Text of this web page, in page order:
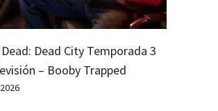
Dead City Temporada 3
– Booby Trapped